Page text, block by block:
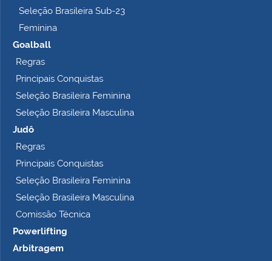
Seleção Brasileira Sub-23
Feminina
Goalball
Regras
Principais Conquistas
Seleção Brasileira Feminina
Seleção Brasileira Masculina
Judô
Regras
Principais Conquistas
Seleção Brasileira Feminina
Seleção Brasileira Masculina
Comissão Técnica
Powerlifting
Arbitragem